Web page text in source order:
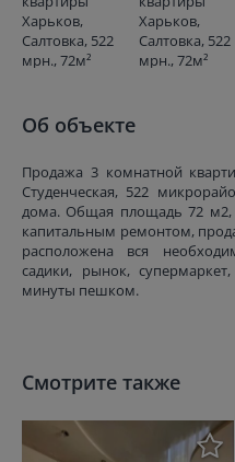
Об объекте
Продажа 3 комнатной
Студенческая, 522
дома. Общая площадь 72 м2,
капитальным ремонтом,
расположена вся
садики, рынок,
минуты пешком.
Смотрите также